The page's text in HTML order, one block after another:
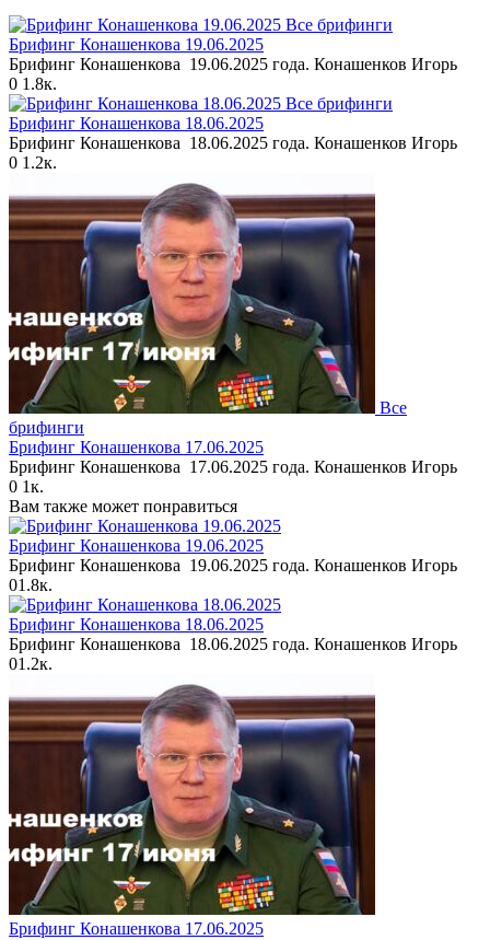
Все брифинги
Брифинг Конашенкова 19.06.2025
Брифинг Конашенкова 19.06.2025 года. Конашенков Игорь
0 1.8к.
Все брифинги
Брифинг Конашенкова 18.06.2025
Брифинг Конашенкова 18.06.2025 года. Конашенков Игорь
0 1.2к.
Все
брифинги
Брифинг Конашенкова 17.06.2025
Брифинг Конашенкова 17.06.2025 года. Конашенков Игорь
0 1к.
Вам также может понравиться
Брифинг Конашенкова 19.06.2025
Брифинг Конашенкова 19.06.2025 года. Конашенков Игорь
01.8к.
Брифинг Конашенкова 18.06.2025
Брифинг Конашенкова 18.06.2025 года. Конашенков Игорь
01.2к.
Брифинг Конашенкова 17.06.2025